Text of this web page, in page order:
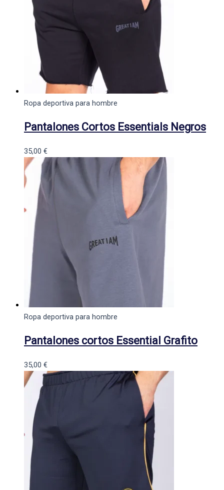
Ropa deportiva para hombre
Pantalones Cortos Essentials Negros
35,00 €
Ropa deportiva para hombre
Pantalones cortos Essential Grafito
35,00 €